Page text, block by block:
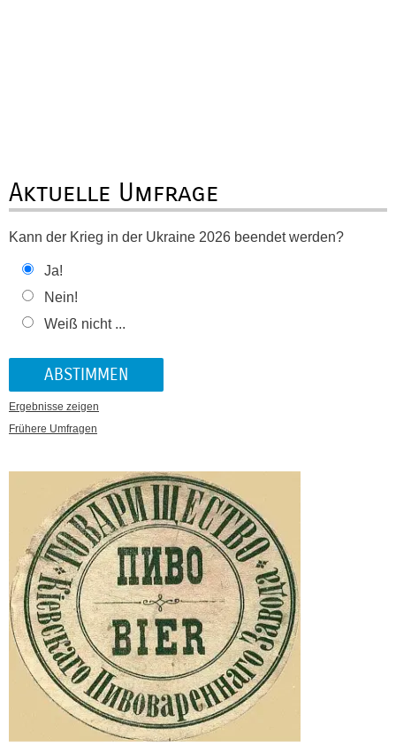
Aktuelle Umfrage
Kann der Krieg in der Ukraine 2026 beendet werden?
Ja!
Nein!
Weiß nicht ...
Ergebnisse zeigen
Frühere Umfragen